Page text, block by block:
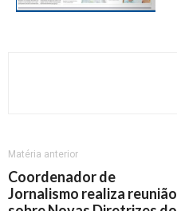
Matéria anterior
Coordenador de
Jornalismo realiza reunião